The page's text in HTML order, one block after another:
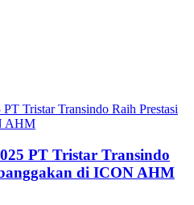
PT Tristar Transindo
di ICON AHM